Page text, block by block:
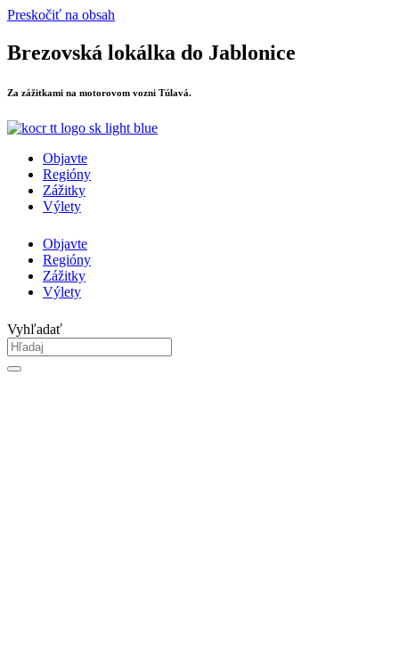
Preskočiť na obsah
Brezovská lokálka do Jablonice
Za zážitkami na motorovom vozni Túlavá.
Objavte
Regióny
Zážitky
Výlety
Objavte
Regióny
Zážitky
Výlety
Vyhľadať